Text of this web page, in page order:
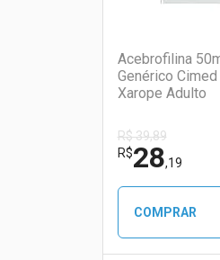
Acebrofilina
Genérico
Xarope Adulto
R$ 39,89
R$28,19
COMPRAR